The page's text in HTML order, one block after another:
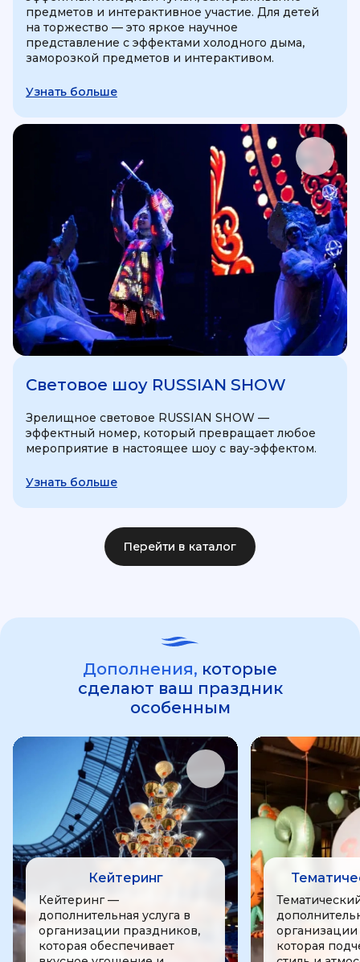
предметов и интерактивное участие. Для детей
на торжество — это яркое научное
представление с эффектами холодного дыма,
заморозкой предметов и интерактивом.
Узнать больше
Световое шоу RUSSIAN SHOW
Зрелищное световое RUSSIAN SHOW —
эффектный номер, который превращает любое
мероприятие в настоящее шоу с вау-эффектом.
Узнать больше
Перейти в каталог
Дополнения, которые
сделают ваш праздник
особенным
Кейтеринг
Кейтеринг —
дополнительная услуга в
организации праздников,
которая обеспечивает
которая